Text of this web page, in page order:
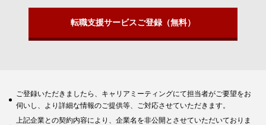
転職支援サービスご登録（無料）
ご登録いただきましたら、キャリアミーティングにて担当者がご要望をお
伺いし、より詳細な情報のご提供等、ご対応させていただきます。
上記企業との契約内容により、企業名を非公開とさせていただいておりま